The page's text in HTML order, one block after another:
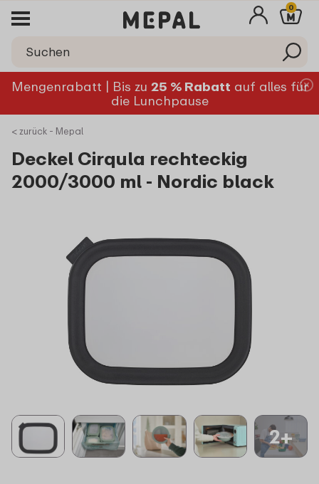
0
Mengenrabatt | Bis zu 25 % Rabatt auf alles für
die Lunchpause
< zurück - Mepal
Deckel Cirqula rechteckig
2000/3000 ml - Nordic black
2+